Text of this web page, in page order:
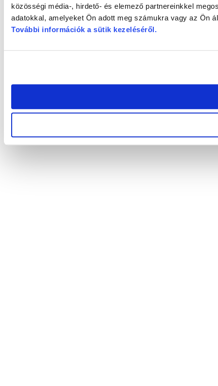
közösségi média-, hirdető- és elemező partnereinkkel
adatokkal, amelyeket Ön adott meg számukra vagy az Ön
További információk a sütik kezeléséről.